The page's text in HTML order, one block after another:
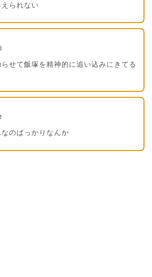
られない
せて飯塚を精神的に追い込みにきてる
のばっかりなんか